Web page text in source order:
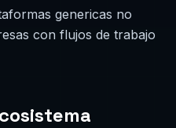
genericas no
con flujos de trabajo